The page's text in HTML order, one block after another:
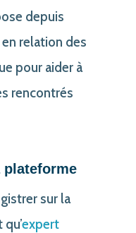
depuis
relation des
pour aider à
rencontrés
sur la
expert